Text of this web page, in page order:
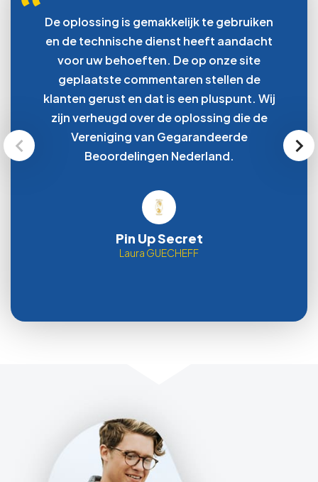
De oplossing is gemakkelijk te gebruiken
en de technische dienst heeft aandacht
voor uw behoeften. De op onze site
geplaatste commentaren stellen de
klanten gerust en dat is een pluspunt. Wij
zijn verheugd over de oplossing die de
Vereniging van Gegarandeerde
Beoordelingen Nederland.
Pin Up Secret
Laura GUECHEFF